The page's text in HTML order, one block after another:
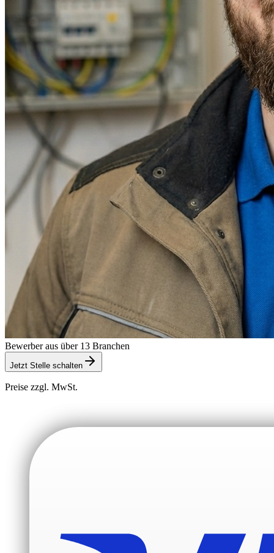
Bewerber aus über 13 Branchen
Jetzt Stelle schalten
Preise zzgl. MwSt.